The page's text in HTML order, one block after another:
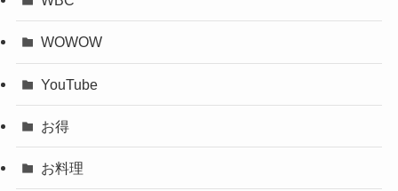
WOWOW
YouTube
お得
お料理